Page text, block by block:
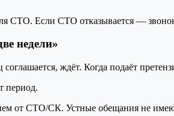
СТО. Если СТО отказывается —
недели»
соглашается, ждёт. Когда подаёт
период.
от СТО/СК. Устные обещания не